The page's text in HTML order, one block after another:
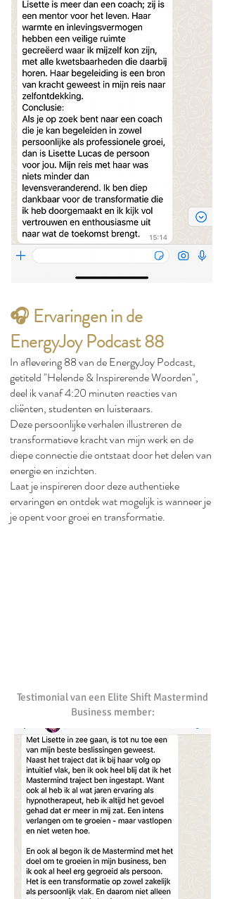
🎧 Ervaringen in de
EnergyJoy Podcast 88
In aflevering 88 van de EnergyJoy Podcast,
getiteld "Helende & Inspirerende Woorden",
deel ik vanaf 4:20 minuten reacties van
cliënten, studenten en luisteraars.
Deze persoonlijke verhalen illustreren de
transformatieve kracht van mijn werk en de
diepe connectie die ontstaat door het delen van
energie en inzichten.​
Laat je inspireren door deze authentieke
ervaringen en ontdek wat mogelijk is wanneer je
je opent voor groei en transformatie.
Testimonial van een Elite Shift Mastermind
Business member: